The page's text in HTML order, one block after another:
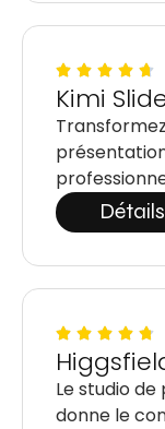
Kimi
Le studio de
donne le